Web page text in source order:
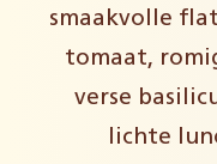
smaakvolle
tomaat,
verse
lichte